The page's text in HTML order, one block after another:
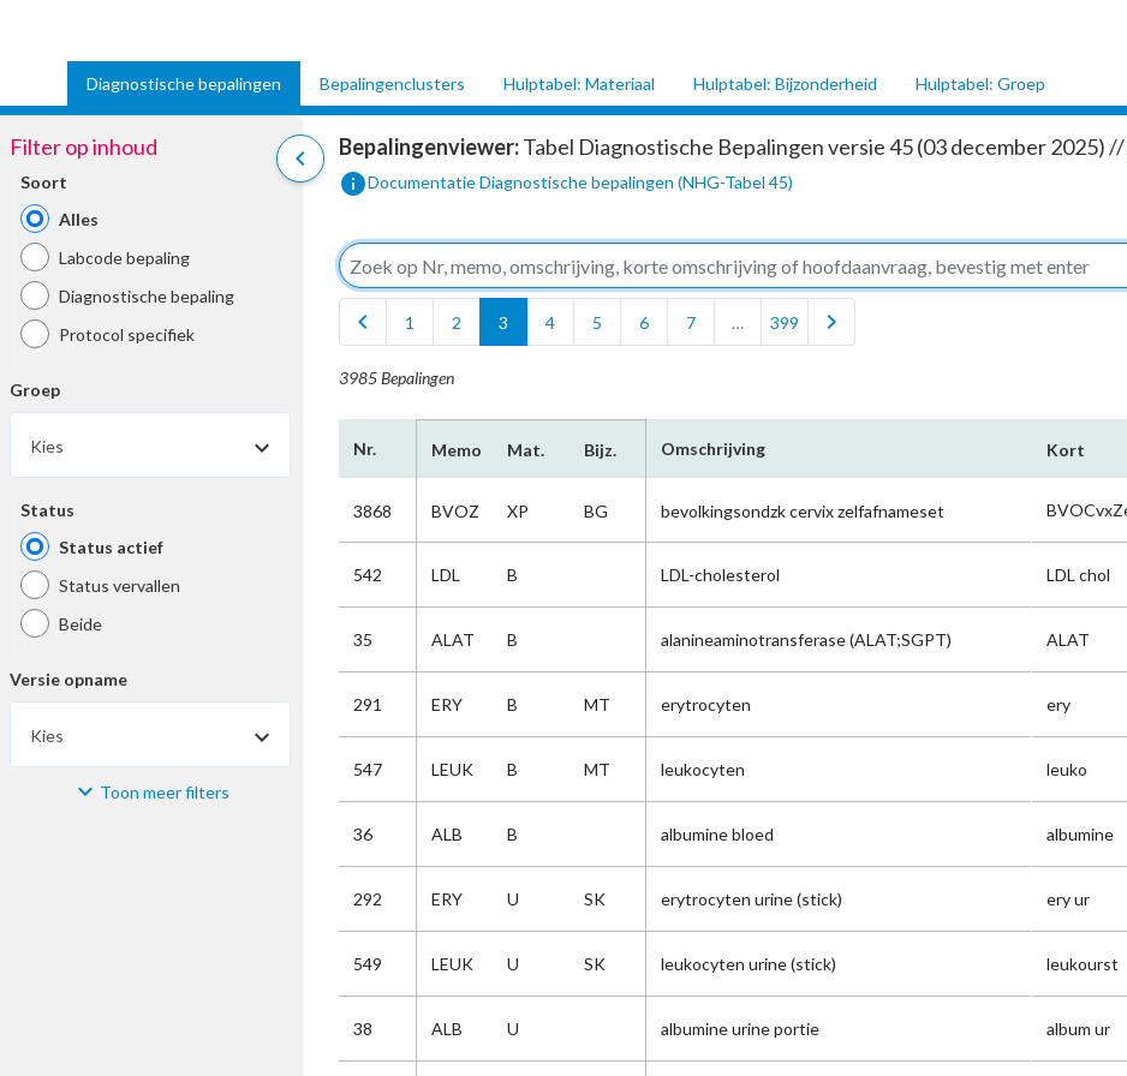
Diagnostische bepalingen Bepalingenclusters Hulptabel: Materiaal Hulptabel: Bijzonderheid Hulptabel: Groep
chevron_left
Filter op inhoud
Soort
Alles
Labcode bepaling
Diagnostische bepaling
Protocol specifiek
Groep
Kies
Status
Status actief
Status vervallen
Beide
Versie opname
Kies
Materiaal Toon meer filters
Bepalingenviewer:Tabel Diagnostische Bepalingen versie 45 (03 december 2025)
infoDocumentatie Diagnostische bepalingen (NHG-Tabel 45)
chevron_left
1 2 3 4 5 6 7 … 399 chevron_right
3985 Bepalingen
Nr. Memo Mat. Bijz. Omschrijving Kort
3868 BVOZ XP BG bevolkingsondzk cervix zelfafnameset
542 LDL B LDL-cholesterol LDL chol
35 ALAT B alanineaminotransferase (ALAT;SGPT) ALAT
291 ERY B MT erytrocyten ery
547 LEUK B MT leukocyten leuko
36 ALB B albumine bloed albumine
292 ERY U SK erytrocyten urine (stick) ery ur
549 LEUK U SK leukocyten urine (stick) leukourst
38 ALB U albumine urine portie album ur